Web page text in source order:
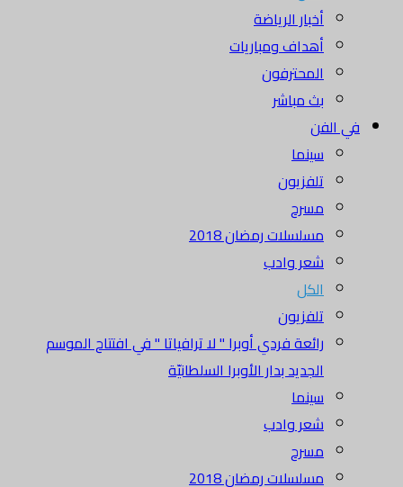
أخبار الرياضة
أهداف ومباريات
المحترفون
بث مباشر
في الفن
سينما
تلفزيون
مسرح
مسلسلات رمضان 2018
شعر وادب
الكل
تلفزيون
رائعة فردي أوبرا " لا ترافياتا " في افتتاح الموسم
الجديد بدار الأوبرا السلطانيّة
سينما
شعر وادب
مسرح
مسلسلات رمضان 2018